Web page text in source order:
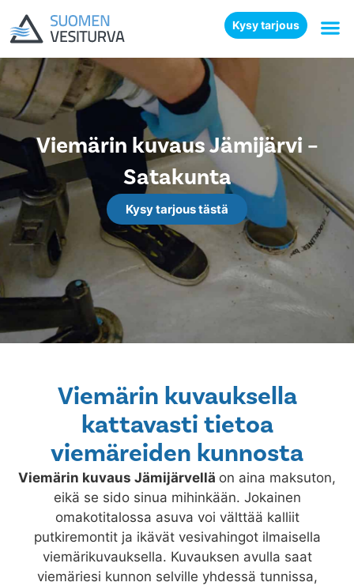
Kysy tarjous
Viemärin kuvaus Jämijärvi –
Satakunta
Kysy tarjous tästä
Viemärin kuvauksella
kattavasti tietoa
viemäreiden kunnosta
Viemärin kuvaus Jämijärvellä on aina maksuton,
eikä se sido sinua mihinkään. Jokainen
omakotitalossa asuva voi välttää kalliit
putkiremontit ja ikävät vesivahingot ilmaisella
viemärikuvauksella. Kuvauksen avulla saat
viemäriesi kunnon selville yhdessä tunnissa,